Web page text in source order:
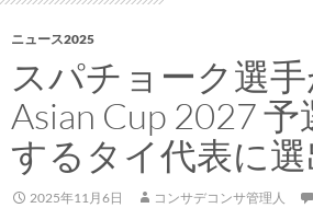
ニュース2025
スパチョーク選手
Asian Cup 2027
するタイ代表に選
2025年11月6日 コンサデコンサ管理人